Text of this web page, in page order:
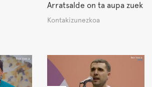
Arratsalde on ta aupa zuek
Kontakizunezkoa